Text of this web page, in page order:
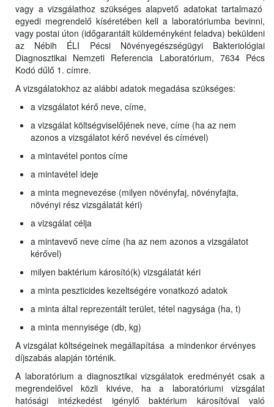
vagy a vizsgálathoz szükséges alapvető adatokat tartalmazó
egyedi megrendelő kíséretében kell a laboratóriumba bevinni,
vagy postai úton (időgarantált küldeményként feladva) beküldeni
az Nébih ÉLI Pécsi Növényegészségügyi Bakteriológiai
Diagnosztikai Nemzeti Referencia Laboratórium, 7634 Pécs
Kodó dűlő 1. címre.
A vizsgálatokhoz az alábbi adatok megadása szükséges:
a vizsgálatot kérő neve, címe,
a vizsgálat költségviselőjének neve, címe (ha az nem
azonos a vizsgálatot kérő nevével és címével)
a mintavétel pontos címe
a mintavétel ideje
a minta megnevezése (milyen növényfaj, növényfajta,
növényi rész vizsgálatát kéri)
a vizsgálat célja
a mintavevő neve címe (ha az nem azonos a vizsgálatot
kérővel)
milyen baktérium károsító(k) vizsgálatát kéri
a minta peszticides kezeltségére vonatkozó adatok
a minta által reprezentált terület, tétel nagysága (ha, t)
a minta mennyisége (db, kg)
A vizsgálat költségeinek megállapítása a mindenkor érvényes
díjszabás alapján történik.
A laboratórium a diagnosztikai vizsgálatok eredményét csak a
megrendelővel közli kivéve, ha a laboratóriumi vizsgálat
hatósági intézkedést igénylő baktérium károsítóval való